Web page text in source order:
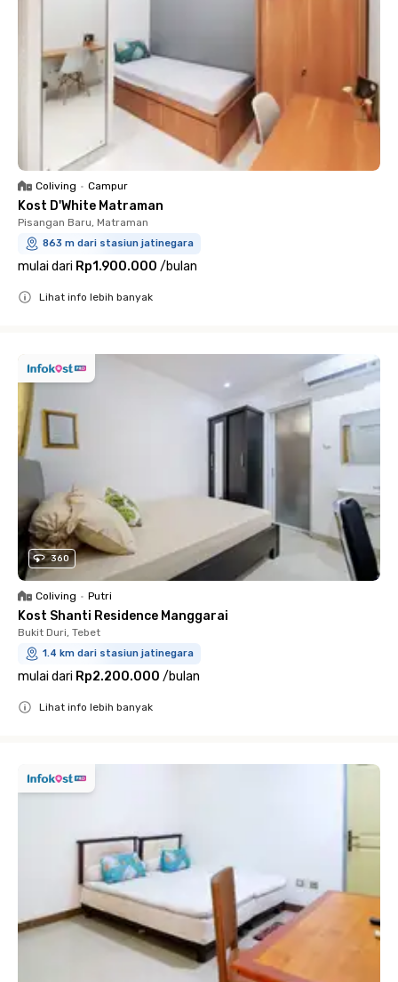
Coliving • Campur
Kost D'White Matraman
Pisangan Baru, Matraman
863 m dari stasiun jatinegara
mulai dari Rp1.900.000 /bulan
Lihat info lebih banyak
360
Coliving • Putri
Kost Shanti Residence Manggarai
Bukit Duri, Tebet
1.4 km dari stasiun jatinegara
mulai dari Rp2.200.000 /bulan
Lihat info lebih banyak